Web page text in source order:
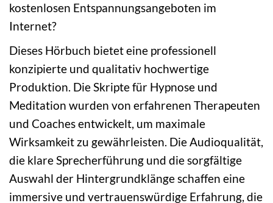
kostenlosen Entspannungsangeboten im
Internet?
Dieses Hörbuch bietet eine professionell
konzipierte und qualitativ hochwertige
Produktion. Die Skripte für Hypnose und
Meditation wurden von erfahrenen Therapeuten
und Coaches entwickelt, um maximale
Wirksamkeit zu gewährleisten. Die Audioqualität,
die klare Sprecherführung und die sorgfältige
Auswahl der Hintergrundklänge schaffen eine
immersive und vertrauenswürdige Erfahrung, die